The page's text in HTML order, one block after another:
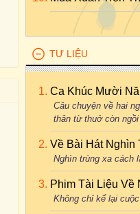
TƯ LIỆU
Ca Khúc Mười
Câu chuyện về hai
thân từ thuở còn
Về Bài Hát Nghìn
Nghìn trùng xa cách
Phim Tài Liệu Về
Không chỉ kể lại